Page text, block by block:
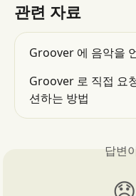
관련 자료
Groover 에 음악을
Groover 로 직접 요
션하는 방법
답변